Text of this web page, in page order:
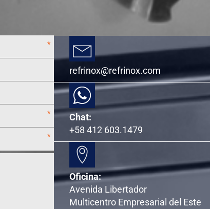
refrinox@refrinox.com
Chat:
+58 412 603.1479
Oficina:
Avenida Libertador
Multicentro Empresarial del Este
*
*
*